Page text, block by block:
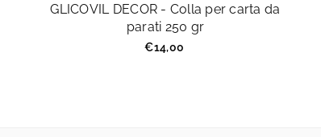
GLICOVIL DECOR - Colla per carta da
parati 250 gr
Prezzo
€14,00